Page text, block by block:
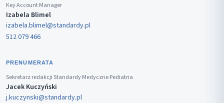
Key Account Manager
Izabela Blimel
izabela.blimel@standardy.pl
512 079 466
PRENUMERATA
Sekretarz redakcji Standardy Medyczne Pediatria
Jacek Kuczyński
j.kuczynski@standardy.pl